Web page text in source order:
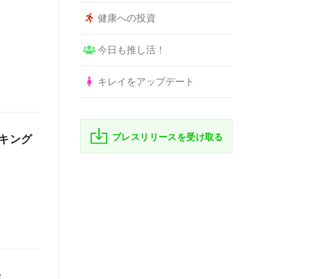
ング
健康への投資
今日も推し活！
キレイをアップデート
プレスリリースを受け取る